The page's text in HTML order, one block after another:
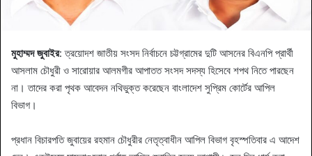
মুহাম্মদ জুবাইর: ত্রয়োদশ জাতীয় সংসদ নির্বাচনে চট্টগ্রামের দুটি আসনের বিএনপি প্রার্থী
আসলাম চৌধুরী ও সারোয়ার আলমগীর আপাতত সংসদ সদস্য হিসেবে শপথ নিতে পারছেন
না। তাদের করা পৃথক আবেদন নথিভুক্ত করেছেন বাংলাদেশ সুপ্রিম কোর্টের আপিল
বিভাগ।
প্রধান বিচারপতি জুবায়ের রহমান চৌধুরীর নেতৃত্বাধীন আপিল বিভাগ বৃহস্পতিবার এ আদেশ